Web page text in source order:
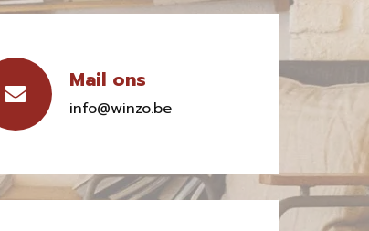
Mail ons
info@winzo.be